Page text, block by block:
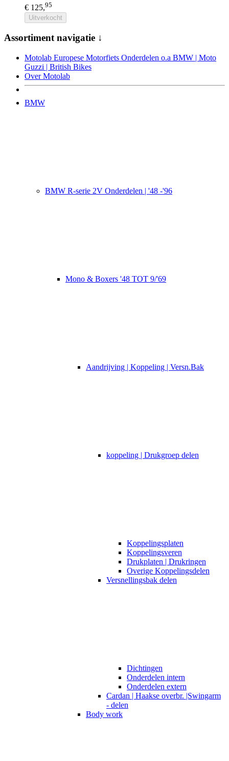
€ 125,95
Uitverkocht
Assortiment navigatie ↓
Motolab Europese Motorfiets Onderdelen o.a BMW | Moto
Guzzi | British Bikes
Over Motolab
BMW
BMW R-serie 2V Onderdelen | '48 -'96
Mono & Boxers '48 TOT 9/'69
Aandrijving | Koppeling | Versn.Bak
koppeling | Drukgroep delen
Koppelingsplaten
Koppelingsveren
Drukplaten | Drukringen
Overige Koppelingsdelen
Versnellingsbak delen
Dichtingen
Onderdelen intern
Onderdelen extern
Cardan | Haakse overbr. |Swingarm
- delen
Body work